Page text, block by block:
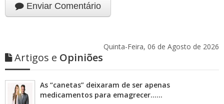
Enviar Comentário
Quinta-Feira, 06 de Agosto de 2026
Artigos e Opiniões
As “canetas” deixaram de ser apenas
medicamentos para emagrecer……